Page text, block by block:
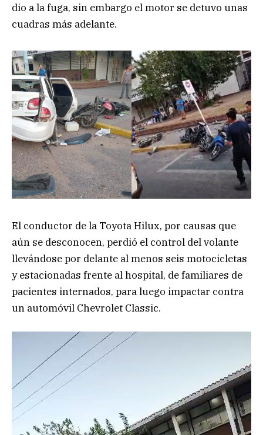
dio a la fuga, sin embargo el motor se detuvo unas
cuadras más adelante.
El conductor de la Toyota Hilux, por causas que
aún se desconocen, perdió el control del volante
llevándose por delante al menos seis motocicletas
y estacionadas frente al hospital, de familiares de
pacientes internados, para luego impactar contra
un automóvil Chevrolet Classic.